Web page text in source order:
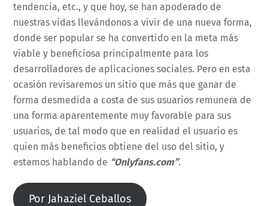
tendencia, etc., y que hoy, se han apoderado de
nuestras vidas llevándonos a vivir de una nueva forma,
donde ser popular se ha convertido en la meta más
viable y beneficiosa principalmente para los
desarrolladores de aplicaciones sociales. Pero en esta
ocasión revisaremos un sitio que más que ganar de
forma desmedida a costa de sus usuarios remunera de
una forma aparentemente muy favorable para sus
usuarios, de tal modo que en realidad el usuario es
quien más beneficios obtiene del uso del sitio, y
estamos hablando de “Onlyfans.com”.
Por Jahaziel Ceballos